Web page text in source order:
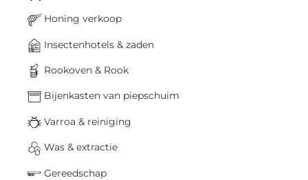
Honing verkoop
Insectenhotels & zaden
Rookoven & Rook
Bijenkasten van piepschuim
Varroa & reiniging
Was & extractie
Gereedschap